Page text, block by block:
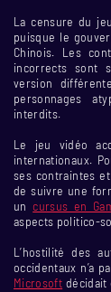
La censure du
puisque le
Chinois. Les
incorrects sont
version
personnages
interdits.
Le jeu vidéo
internationaux.
ses contraintes
de suivre une
uncursus en
aspects politico-
L’hostilité des
occidentaux n’a
Microsoft décidait